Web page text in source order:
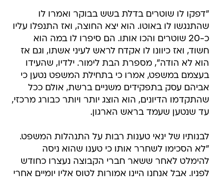
כ-20 שוטרים והכו אותו. הם סיפרו לו במה הוא
חשוד, ואז כיוונו לו אקדח לראש לעיני אשתו, וגם אז
הוא לא הודה", מספרת הבת לימור. ילדיו, שהעידו
בעצמם במשפט, אמרו כי בתחילת המשפט נטען כי
אביהם עסק בתפקידים משניים ברשת, אולם ככל
שהתקדמו הדיונים, הוא הוצג יותר ויותר כבורג מרכזי,
עד שנטען שעמד בראש הארגון.
לבנותיו של ינאי טענות רבות על התנהלות המשפט.
להימלט לאחר ששאר חברי הקבוצה נעצרו כחודש
לפניו. אבל אנחנו היינו אמורות לטוס אליו יומיים אחרי
המעצר, אפילו קיבלנו אישור מיוחד מצה"ל. זה בן
אדם שמנסה לברוח?" שואלת לימור. אחותה, מירה,